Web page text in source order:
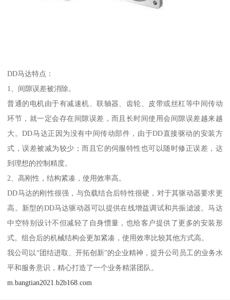
DD马达特点：
1、间隙误差被消除。
普通的电机由于有减速机、联轴器、齿轮、皮带或丝杠等中间传动
环节，就一定会存在间隙误差，而且长时间使用会间隙误差越来越
大。DD马达正因为没有中间传动部件，由于DD直接驱动的安装方
式，误差被减为较少；而且它的伺服特性也可以随时修正误差，达
到理想的控制精度。
2、高刚性，结构紧凑，使用效率高。
DD马达的刚性很强，与负载结合后特性很硬，对于其驱动器要求更
高。新型的DD马达驱动器可以提供在线增益调试和共振滤波。马达
中空特别设计不但减轻了自身惯量，也给客户提供了更多的安装形
式。组合后的机械结构会更加紧凑，使用效率比较其他方式高。
我公司以“团结进取、开拓创新”的企业精神，提升公司员工的业务水
平和服务意识，精心打造了一个业务精湛团队。
m.bangtian2021.b2b168.com